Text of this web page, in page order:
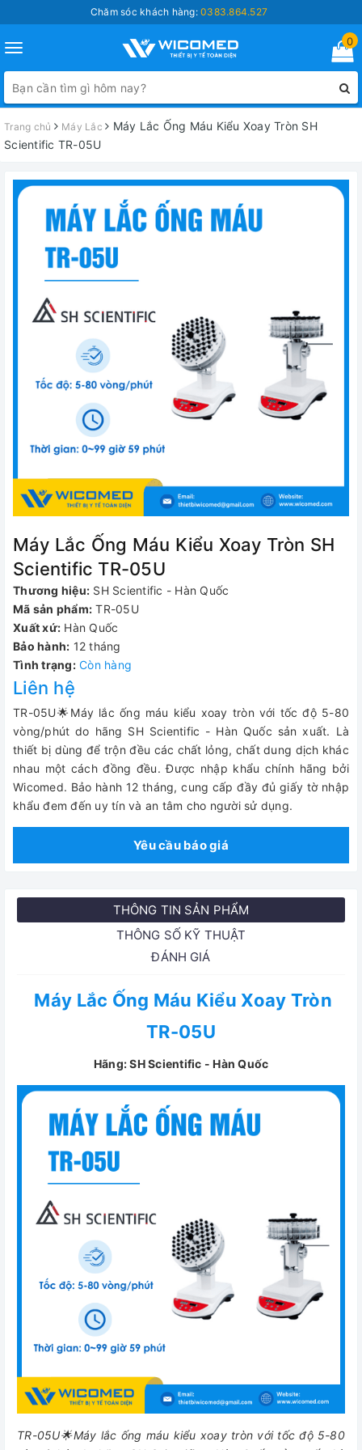
Chăm sóc khách hàng:0383.864.527
Toggle
navigation
0
Trang chủ Máy Lắc
Máy Lắc Ống Máu Kiểu Xoay Tròn SH
Scientific TR-05U
Máy Lắc Ống Máu Kiểu Xoay Tròn SH
Scientific TR-05U
Thương hiệu: SH Scientific - Hàn Quốc
Mã sản phẩm: TR-05U
Xuất xứ: Hàn Quốc
Bảo hành: 12 tháng
Tình trạng: Còn hàng
Liên hệ
TR-05U🌟Máy lắc ống máu kiểu xoay tròn với tốc độ 5-80
vòng/phút do hãng SH Scientific - Hàn Quốc sản xuất. Là
thiết bị dùng để trộn đều các chất lỏng, chất dung dịch khác
nhau một cách đồng đều. Được nhập khẩu chính hãng bởi
Wicomed. Bảo hành 12 tháng, cung cấp đầy đủ giấy tờ nhập
khẩu đem đến uy tín và an tâm cho người sử dụng.
Yêu cầu báo giá
THÔNG TIN SẢN PHẨM
THÔNG SỐ KỸ THUẬT
ĐÁNH GIÁ
Máy Lắc Ống Máu Kiểu Xoay Tròn
TR-05U
Hãng: SH Scientific - Hàn Quốc
TR-05U🌟Máy lắc ống máu kiểu xoay tròn với tốc độ 5-80